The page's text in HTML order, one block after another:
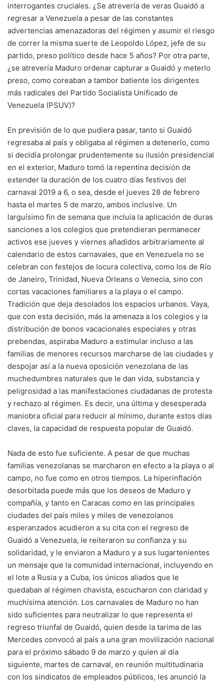
interrogantes cruciales. ¿Se atrevería de veras Guaidó a
regresar a Venezuela a pesar de las constantes
advertencias amenazadoras del régimen y asumir el riesgo
de correr la misma suerte de Leopoldo López, jefe de su
partido, preso político desde hace 5 años? Por otra parte,
¿se atrevería Maduro ordenar capturar a Guaidó y meterlo
preso, como coreaban a tambor batiente los dirigentes
más radicales del Partido Socialista Unificado de
Venezuela (PSUV)?
En previsión de lo que pudiera pasar, tanto si Guaidó
regresaba al país y obligaba al régimen a detenerlo, como
si decidía prolongar prudentemente su ilusión presidencial
en el exterior, Maduro tomó la repentina decisión de
extender la duración de los cuatro días festivos del
carnaval 2019 a 6, o sea, desde el jueves 28 de febrero
hasta el martes 5 de marzo, ambos inclusive. Un
larguísimo fin de semana que incluía la aplicación de duras
sanciones a los colegios que pretendieran permanecer
activos ese jueves y viernes añadidos arbitrariamente al
calendario de estos carnavales, que en Venezuela no se
celebran con festejos de locura colectiva, como los de Río
de Janeiro, Trinidad, Nueva Orleans o Venecia, sino con
cortas vacaciones familiares a la playa o el campo.
Tradición que deja desolados los espacios urbanos. Vaya,
que con esta decisión, más la amenaza a los colegios y la
distribución de bonos vacacionales especiales y otras
prebendas, aspiraba Maduro a estimular incluso a las
familias de menores recursos marcharse de las ciudades y
despojar así a la nueva oposición venezolana de las
muchedumbres naturales que le dan vida, substancia y
peligrosidad a las manifestaciones ciudadanas de protesta
y rechazo al régimen. Es decir, una última y desesperada
maniobra oficial para reducir al mínimo, durante estos días
claves, la capacidad de respuesta popular de Guaidó.
Nada de esto fue suficiente. A pesar de que muchas
familias venezolanas se marcharon en efecto a la playa o al
campo, no fue como en otros tiempos. La hiperinflación
desorbitada puede más que los deseos de Maduro y
compañía, y tanto en Caracas como en las principales
ciudades del país miles y miles de venezolanos
esperanzados acudieron a su cita con el regreso de
Guaidó a Venezuela, le reiteraron su confianza y su
solidaridad, y le enviaron a Maduro y a sus lugartenientes
un mensaje que la comunidad internacional, incluyendo en
el lote a Rusia y a Cuba, los únicos aliados que le
quedaban al régimen chavista, escucharon con claridad y
muchísima atención. Los carnavales de Maduro no han
sido suficientes para neutralizar lo que representa el
regreso triunfal de Guaidó, quien desde la tarima de las
Mercedes convocó al país a una gran movilización nacional
para el próximo sábado 9 de marzo y quien al día
siguiente, martes de carnaval, en reunión multitudinaria
con los sindicatos de empleados públicos, les anunció la